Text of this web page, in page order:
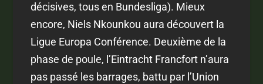
décisives, tous en Bundesliga). Mieux
encore, Niels Nkounkou aura découvert la
Ligue Europa Conférence. Deuxième de la
phase de poule, l’Eintracht Francfort n’aura
pas passé les barrages, battu par l’Union